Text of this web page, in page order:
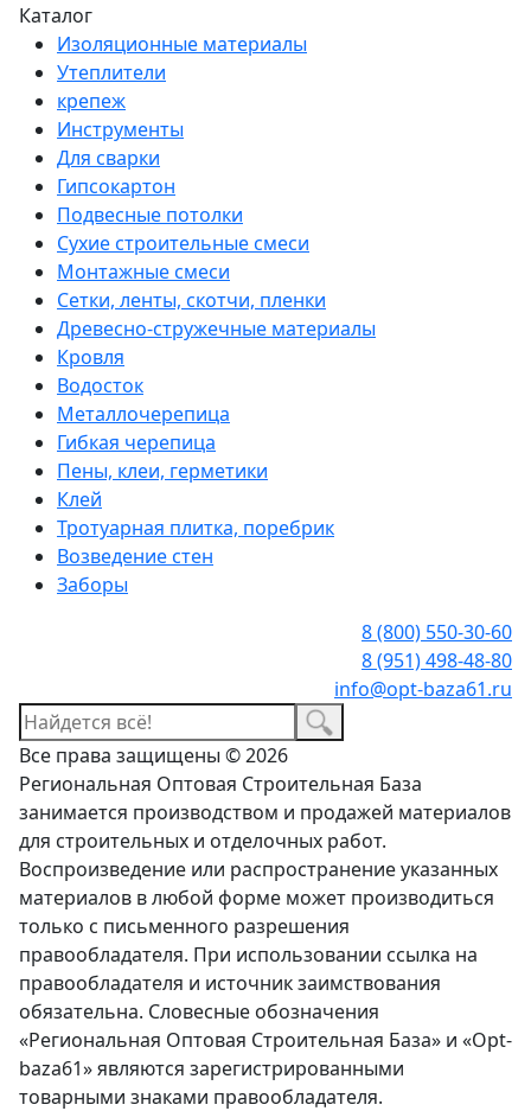
Каталог
Изоляционные материалы
Утеплители
крепеж
Инструменты
Для сварки
Гипсокартон
Подвесные потолки
Сухие строительные смеси
Монтажные смеси
Сетки, ленты, скотчи, пленки
Древесно-стружечные материалы
Кровля
Водосток
Металлочерепица
Гибкая черепица
Пены, клеи, герметики
Клей
Тротуарная плитка, поребрик
Возведение стен
Заборы
8 (800) 550-30-60
8 (951) 498-48-80
info@opt-baza61.ru
Все права защищены © 2026
Региональная Оптовая Строительная База
занимается производством и продажей материалов
для строительных и отделочных работ.
Воспроизведение или распространение указанных
материалов в любой форме может производиться
только с письменного разрешения
правообладателя. При использовании ссылка на
правообладателя и источник заимствования
обязательна. Словесные обозначения
«Региональная Оптовая Строительная База» и «Opt-
baza61» являются зарегистрированными
товарными знаками правообладателя.